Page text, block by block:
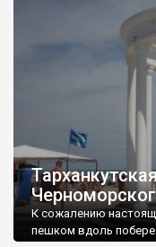
К сожалению
пешком вдоль